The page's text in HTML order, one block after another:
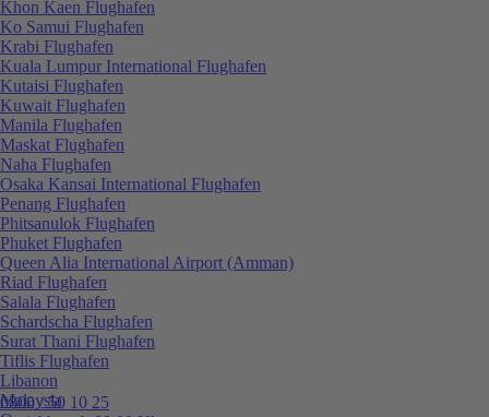
0800 / 50 10 25
Khon Kaen Flughafen
Ko Samui Flughafen
Krabi Flughafen
Kuala Lumpur International Flughafen
Kutaisi Flughafen
Kuwait Flughafen
Manila Flughafen
Maskat Flughafen
Naha Flughafen
Osaka Kansai International Flughafen
Penang Flughafen
Phitsanulok Flughafen
Phuket Flughafen
Queen Alia International Airport (Amman)
Riad Flughafen
Salala Flughafen
Schardscha Flughafen
Surat Thani Flughafen
Tiflis Flughafen
Libanon
Malaysia